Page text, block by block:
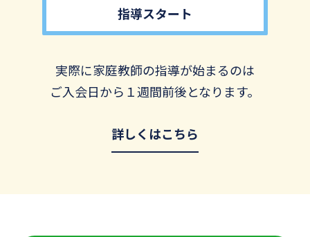
指導スタート
実際に家庭教師の指導が始まるのは
ご入会日から１週間前後となります。
詳しくはこちら